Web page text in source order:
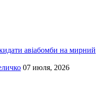
авіабомби на мирний
07 июля, 2026